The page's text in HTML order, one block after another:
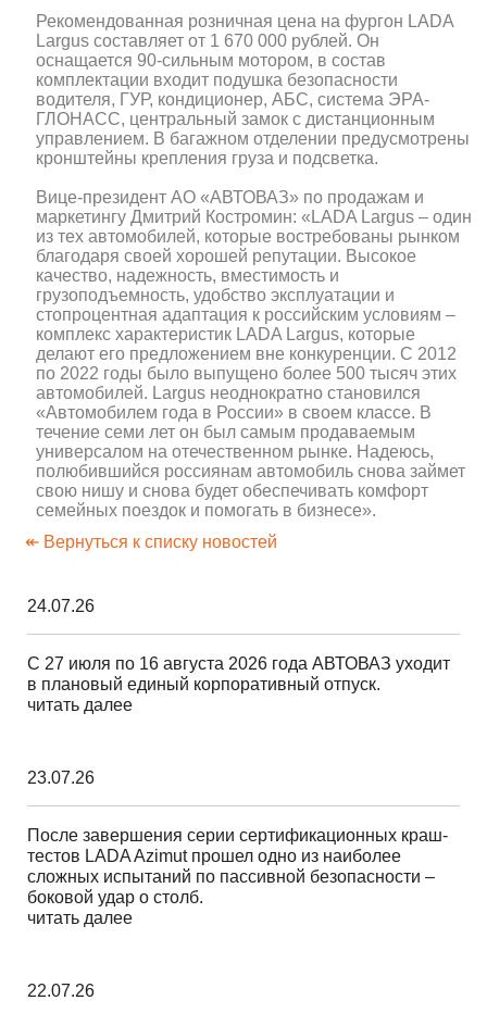
Рекомендованная розничная цена на фургон LADA
Largus составляет от 1 670 000 рублей. Он
оснащается 90-сильным мотором, в состав
комплектации входит подушка безопасности
водителя, ГУР, кондиционер, АБС, система ЭРА-
ГЛОНАСС, центральный замок с дистанционным
управлением. В багажном отделении предусмотрены
кронштейны крепления груза и подсветка.
Вице-президент АО «АВТОВАЗ» по продажам и
маркетингу Дмитрий Костромин: «LADA Largus – один
из тех автомобилей, которые востребованы рынком
благодаря своей хорошей репутации. Высокое
качество, надежность, вместимость и
грузоподъемность, удобство эксплуатации и
стопроцентная адаптация к российским условиям –
комплекс характеристик LADA Largus, которые
делают его предложением вне конкуренции. С 2012
по 2022 годы было выпущено более 500 тысяч этих
автомобилей. Largus неоднократно становился
«Автомобилем года в России» в своем классе. В
течение семи лет он был самым продаваемым
универсалом на отечественном рынке. Надеюсь,
полюбившийся россиянам автомобиль снова займет
свою нишу и снова будет обеспечивать комфорт
семейных поездок и помогать в бизнесе».
↞ Вернуться к списку новостей
24.07.26
С 27 июля по 16 августа 2026 года АВТОВАЗ уходит
в плановый единый корпоративный отпуск.
читать далее
23.07.26
После завершения серии сертификационных краш-
тестов LADA Azimut прошел одно из наиболее
сложных испытаний по пассивной безопасности –
боковой удар о столб.
читать далее
22.07.26